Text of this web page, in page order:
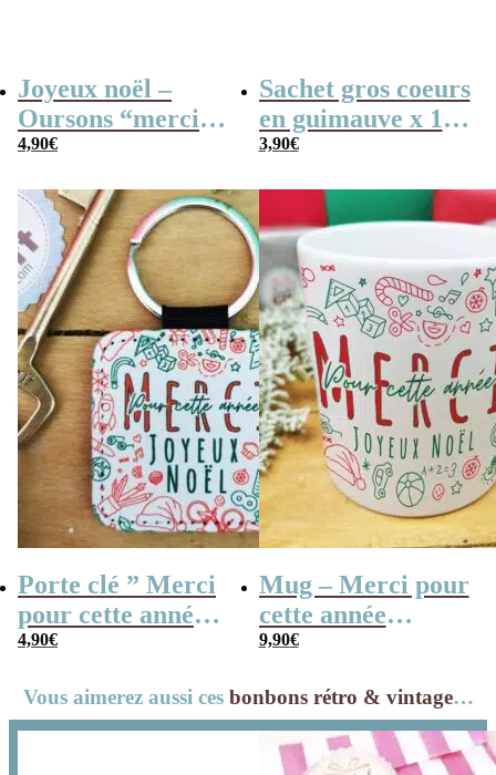
Joyeux noël –
Oursons “merci
maître” au
rouge et blanc
4,90€
Sachet gros coeurs
en guimauve x 15
“Merci Maître”
3,90€
Porte clé ” Merci
pour cette année –
Joyeux Noël ”
4,90€
Mug – Merci pour
cette année
(Collection noël)
9,90€
Vous aimerez aussi ces bonbons rétro & vintage…